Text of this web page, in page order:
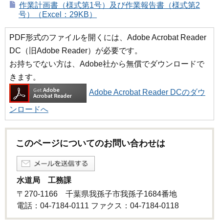
作業計画書（様式第1号）及び作業報告書（様式第2
号）（Excel：29KB）
PDF形式のファイルを開くには、Adobe Acrobat Reader
DC（旧Adobe Reader）が必要です。
お持ちでない方は、Adobe社から無償でダウンロードで
きます。
Adobe Acrobat Reader DCのダウ
ンロードへ
このページについてのお問い合わせは
水道局 工務課
〒270-1166 千葉県我孫子市我孫子1684番地
電話：04-7184-0111 ファクス：04-7184-0118